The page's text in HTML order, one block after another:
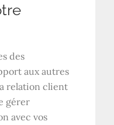
des
aux autres
relation client
gérer
avec vos